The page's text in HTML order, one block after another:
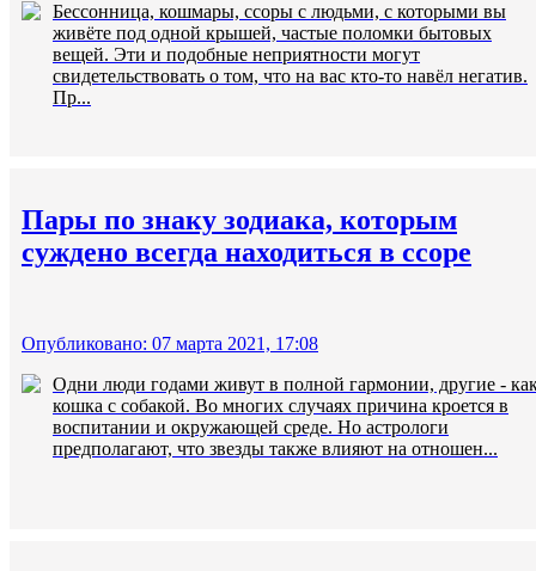
Бессонница, кошмары, ссоры с людьми, с которыми вы
живёте под одной крышей, частые поломки бытовых
вещей. Эти и подобные неприятности могут
свидетельствовать о том, что на вас кто-то навёл негатив.
Пр...
Пары по знаку зодиака, которым
суждено всегда находиться в ссоре
Опубликовано: 07 марта 2021, 17:08
Одни люди годами живут в полной гармонии, другие -
кошка с собакой. Во многих случаях причина кроется в
воспитании и окружающей среде. Но астрологи
предполагают, что звезды также влияют на отношен...